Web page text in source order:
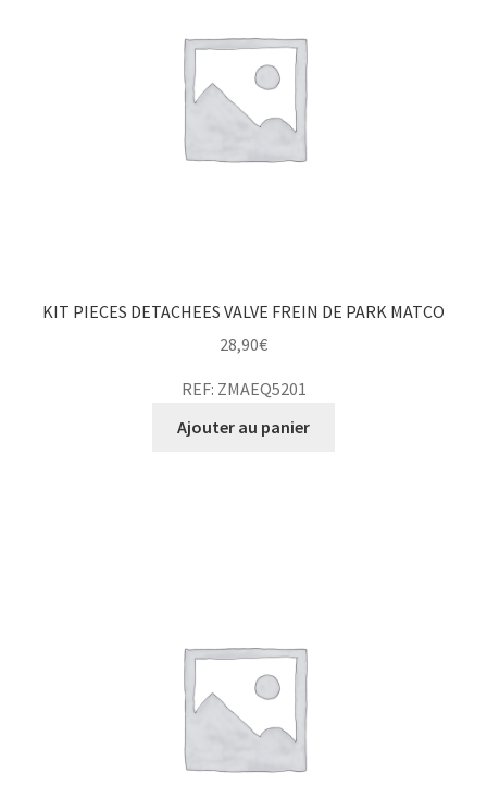
KIT PIECES DETACHEES VALVE FREIN DE PARK MATCO
28,90€
REF: ZMAEQ5201
Ajouter au panier